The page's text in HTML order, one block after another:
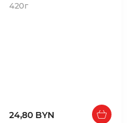
420г
24,80 BYN